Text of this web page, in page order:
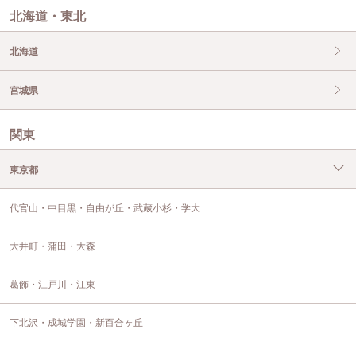
北海道・東北
北海道
宮城県
関東
東京都
代官山・中目黒・自由が丘・武蔵小杉・学大
大井町・蒲田・大森
葛飾・江戸川・江東
下北沢・成城学園・新百合ヶ丘